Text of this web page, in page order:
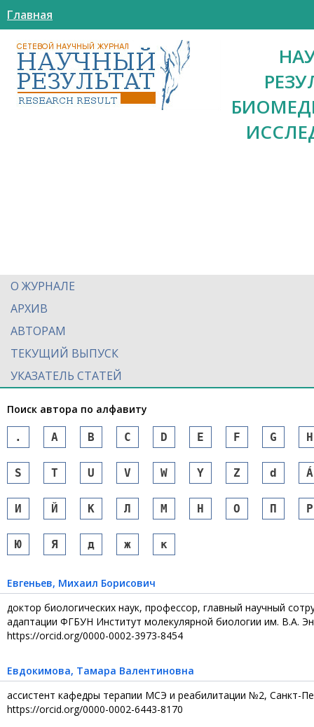
Главная
О ЖУРНАЛЕ
АРХИВ
АВТОРАМ
ТЕКУЩИЙ ВЫПУСК
УКАЗАТЕЛЬ СТАТЕЙ
Поиск автора по алфавиту
. A B C D E F G H
S T U V W Y Z d Á
И Й К Л М Н О П Р
Ю Я д ж к
Евгеньев, Михаил Борисович
доктор биологических наук, профессор, главный научный
адаптации ФГБУН Институт молекулярной биологии им. В.А.
https://orcid.org/0000-0002-3973-8454
Евдокимова, Тамара Валентиновна
ассистент кафедры терапии МСЭ и реабилитации №2, Санкт-
https://orcid.org/0000-0002-6443-8170